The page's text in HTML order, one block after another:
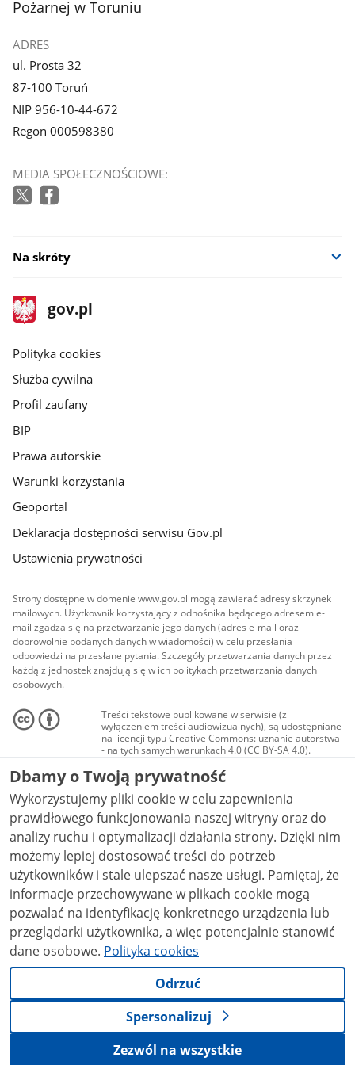
Pożarnej w Toruniu
ADRES
ul. Prosta 32
87-100 Toruń
NIP 956-10-44-672
Regon 000598380
MEDIA SPOŁECZNOŚCIOWE:
Na skróty
stopka
gov.pl
Strona
gov.pl
gov.pl
Polityka cookies
Służba cywilna
Profil zaufany
BIP
Prawa autorskie
Warunki korzystania
Geoportal
Deklaracja dostępności serwisu Gov.pl
Ustawienia prywatności
Strony dostępne w domenie www.gov.pl mogą zawierać adresy skrzynek
mailowych. Użytkownik korzystający z odnośnika będącego adresem e-
mail zgadza się na przetwarzanie jego danych (adres e-mail oraz
dobrowolnie podanych danych w wiadomości) w celu przesłania
odpowiedzi na przesłane pytania. Szczegóły przetwarzania danych przez
każdą z jednostek znajdują się w ich politykach przetwarzania danych
osobowych.
Treści tekstowe publikowane w serwisie (z
wyłączeniem treści audiowizualnych), są udostępniane
na licencji typu Creative Commons: uznanie autorstwa
- na tych samych warunkach 4.0 (CC BY-SA 4.0).
Materiały audiowizualne, w tym zdjęcia, materiały
audio i wideo, są udostępniane na licencji typu
Creative Commons: uznanie autorstwa użycie
niekomercyjne - bez utworów zależnych 4.0 (CC BY-
NC-ND 4.0), o ile nie jest to stwierdzone inaczej.
Dbamy o Twoją prywatność
Wykorzystujemy pliki cookie w celu zapewnienia
prawidłowego funkcjonowania naszej witryny oraz do
analizy ruchu i optymalizacji działania strony. Dzięki nim
możemy lepiej dostosować treści do potrzeb
użytkowników i stale ulepszać nasze usługi. Pamiętaj, że
informacje przechowywane w plikach cookie mogą
pozwalać na identyfikację konkretnego urządzenia lub
przeglądarki użytkownika, a więc potencjalnie stanowić
dane osobowe. Polityka cookies
Odrzuć
Spersonalizuj
Zezwól na wszystkie